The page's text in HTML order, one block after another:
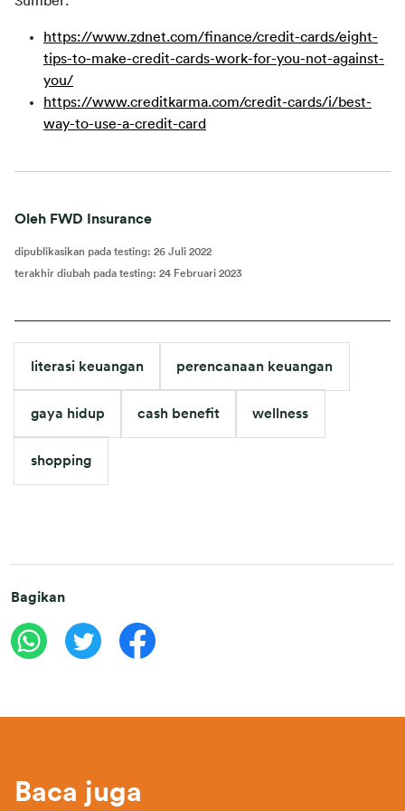
https://www.zdnet.com/finance/credit-cards/eight-
tips-to-make-credit-cards-work-for-you-not-against-
you/
https://www.creditkarma.com/credit-cards/i/best-
way-to-use-a-credit-card
Oleh FWD Insurance
dipublikasikan pada testing: 26 Juli 2022
terakhir diubah pada testing: 24 Februari 2023
literasi keuangan perencanaan keuangan
gaya hidup cash benefit wellness
shopping
Bagikan
Baca juga